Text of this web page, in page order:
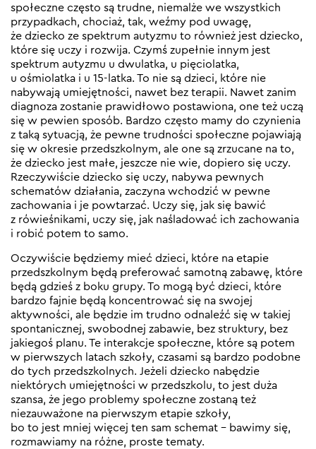
społeczne często są trudne, niemalże we wszystkich
przypadkach, chociaż, tak, weźmy pod uwagę,
że dziecko ze spektrum autyzmu to również jest dziecko,
które się uczy i rozwija. Czymś zupełnie innym jest
spektrum autyzmu u dwulatka, u pięciolatka,
u ośmiolatka i u 15-latka. To nie są dzieci, które nie
nabywają umiejętności, nawet bez terapii. Nawet zanim
diagnoza zostanie prawidłowo postawiona, one też uczą
się w pewien sposób. Bardzo często mamy do czynienia
z taką sytuacją, że pewne trudności społeczne pojawiają
się w okresie przedszkolnym, ale one są zrzucane na to,
że dziecko jest małe, jeszcze nie wie, dopiero się uczy.
Rzeczywiście dziecko się uczy, nabywa pewnych
schematów działania, zaczyna wchodzić w pewne
zachowania i je powtarzać. Uczy się, jak się bawić
z rówieśnikami, uczy się, jak naśladować ich zachowania
i robić potem to samo.
Oczywiście będziemy mieć dzieci, które na etapie
przedszkolnym będą preferować samotną zabawę, które
będą gdzieś z boku grupy. To mogą być dzieci, które
bardzo fajnie będą koncentrować się na swojej
aktywności, ale będzie im trudno odnaleźć się w takiej
spontanicznej, swobodnej zabawie, bez struktury, bez
jakiegoś planu. Te interakcje społeczne, które są potem
w pierwszych latach szkoły, czasami są bardzo podobne
do tych przedszkolnych. Jeżeli dziecko nabędzie
niektórych umiejętności w przedszkolu, to jest duża
szansa, że jego problemy społeczne zostaną też
niezauważone na pierwszym etapie szkoły,
bo to jest mniej więcej ten sam schemat – bawimy się,
rozmawiamy na różne, proste tematy.